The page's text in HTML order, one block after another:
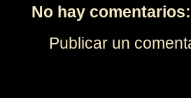
No hay comentarios:
Publicar un